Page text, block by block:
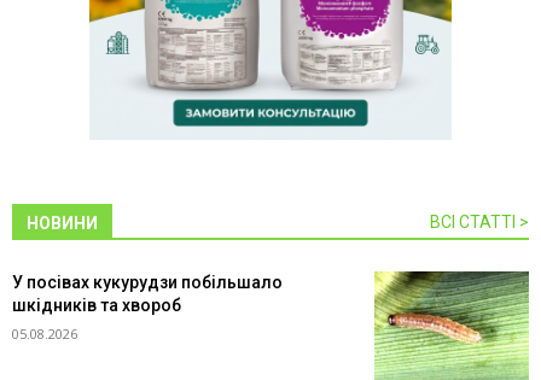
НОВИНИ ВСІ СТАТТІ >
У посівах кукурудзи побільшало
шкідників та хвороб
05.08.2026